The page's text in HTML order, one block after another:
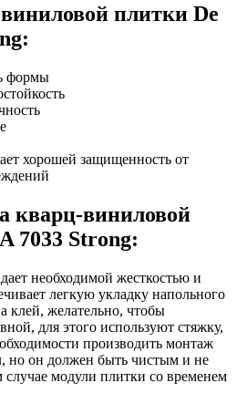
плитки De
формы
хорошей защищенность от
кварц-виниловой
7033 Strong:
необходимой жесткостью и
легкую укладку напольного
клей, желательно, чтобы
для этого используют стяжку,
производить монтаж
но он должен быть чистым и не
модули плитки со временем